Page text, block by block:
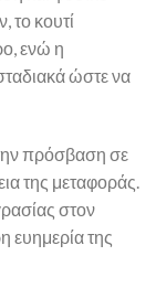
το κουτί
ενώ η
ώστε να
πρόσβαση σε
της μεταφοράς.
στον
ευημερία της